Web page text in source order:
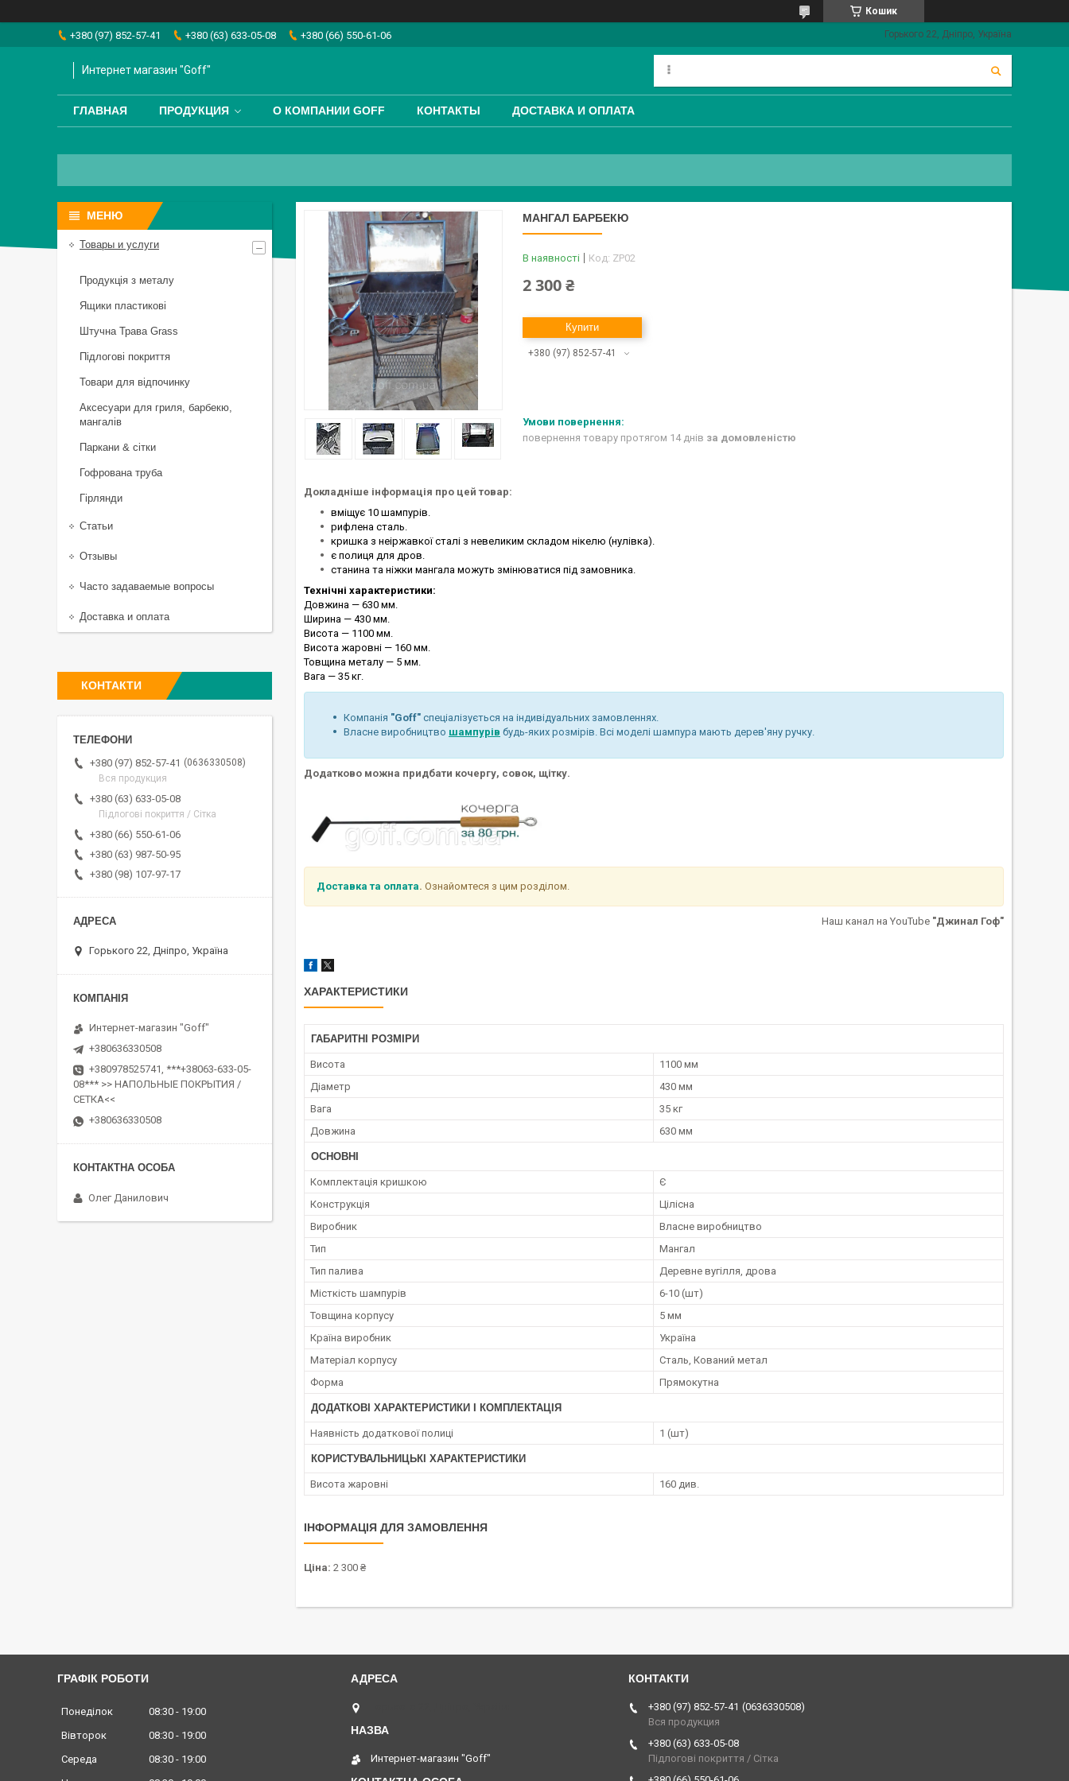
Кошик
+380 (97) 852-57-41 +380 (63) 633-05-08 +380 (66) 550-61-06 Горького 22, Дніпро, Україна
Интернет магазин "Goff"
ГЛАВНАЯ ПРОДУКЦИЯ О КОМПАНИИ GOFF КОНТАКТЫ ДОСТАВКА И ОПЛАТА
МАНГАЛ БАРБЕКЮ
В наявності Код: ZP02
2 300 ₴
Купити
+380 (97) 852-57-41
повернення товару протягом 14 днів за домовленістю
Докладніше інформація про цей товар:
вміщує 10 шампурів.
рифлена сталь.
кришка з неіржавкої сталі з невеликим складом нікелю (нулівка).
є полиця для дров.
станина та ніжки мангала можуть змінюватися під замовника.
Технічні характеристики:
Довжина — 630 мм.
Ширина — 430 мм.
Висота — 1100 мм.
Висота жаровні — 160 мм.
Товщина металу — 5 мм.
Вага — 35 кг.
Компанія "Goff" спеціалізується на індивідуальних замовленнях.
Власне виробництво шампурів будь-яких розмірів. Всі моделі шампура мають дерев'яну ручку.
Додатково можна придбати кочергу, совок, щітку.
Доставка та оплата. Ознайомтеся з цим розділом.
Наш канал на YouTube "Джинал Гоф"
ХАРАКТЕРИСТИКИ
ГАБАРИТНІ РОЗМІРИ
Висота
1100 мм
Діаметр
430 мм
Вага
35 кг
Довжина
630 мм
ОСНОВНІ
Комплектація кришкою
Є
Конструкція
Цілісна
Виробник
Власне виробництво
Тип
Мангал
Тип палива
Деревне вугілля, дрова
Місткість шампурів
6-10 (шт)
Товщина корпусу
5 мм
Країна виробник
Україна
Матеріал корпусу
Сталь, Кований метал
Форма
Прямокутна
ДОДАТКОВІ ХАРАКТЕРИСТИКИ І КОМПЛЕКТАЦІЯ
Наявність додаткової полиці 1 (шт)
КОРИСТУВАЛЬНИЦЬКІ ХАРАКТЕРИСТИКИ
Висота жаровні 160 див.
ІНФОРМАЦІЯ ДЛЯ ЗАМОВЛЕННЯ
Ціна: 2 300 ₴
Товары и услуги
Продукція з металу
Ящики пластикові
Штучна Трава Grass
Підлогові покриття
Товари для відпочинку
Аксесуари для гриля, барбекю,
мангалів
Паркани & сітки
Гофрована труба
Гірлянди
Статьи
Отзывы
Часто задаваемые вопросы
Доставка и оплата
КОНТАКТИ
+380 (97) 852-57-41
0636330508
Вся продукция
+380 (63) 633-05-08
Підлогові покриття / Сітка
+380 (66) 550-61-06
+380 (63) 987-50-95
+380 (98) 107-97-17
Горького 22, Дніпро, Україна
Интернет-магазин "Goff"
+380636330508
+380978525741, ***+38063-633-05-
08*** >> НАПОЛЬНЫЕ ПОКРЫТИЯ /
СЕТКА<<
+380636330508
Олег Данилович
ГРАФІК РОБОТИ
Понеділок 08:30
19:00
Вівторок
08:30
19:00
Середа
08:30
19:00
Интернет-магазин "Goff"
+380 (97) 852-57-41
0636330508
Вся продукция
+380 (63) 633-05-08
Підлогові покриття / Сітка